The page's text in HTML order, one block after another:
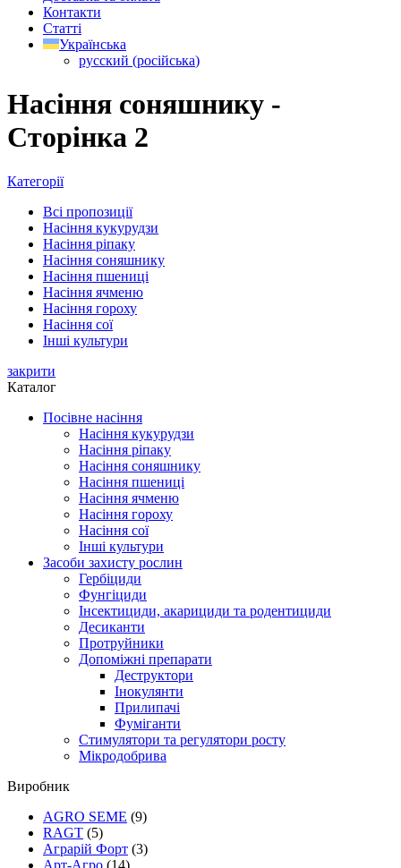
Контакти
Статті
Українська
русский (російська)
Насіння соняшнику -
Сторінка 2
Категорії
Всі пропозиції
Насіння кукурудзи
Насіння ріпаку
Насіння соняшнику
Насіння пшениці
Насіння ячменю
Насіння гороху
Насіння сої
Інші культури
закрити
Каталог
Посівне насіння
Насіння кукурудзи
Насіння ріпаку
Насіння соняшнику
Насіння пшениці
Насіння ячменю
Насіння гороху
Насіння сої
Інші культури
Засоби захисту рослин
Гербіциди
Фунгіциди
Інсектициди, акарициди та родентициди
Десиканти
Протруйники
Допоміжні препарати
Деструктори
Інокулянти
Прилипачі
Фуміганти
Стимулятори та регулятори росту
Мікродобрива
Виробник
AGRO SEME (9)
RAGT (5)
Аграрій Форт (3)
Арт-Агро (14)